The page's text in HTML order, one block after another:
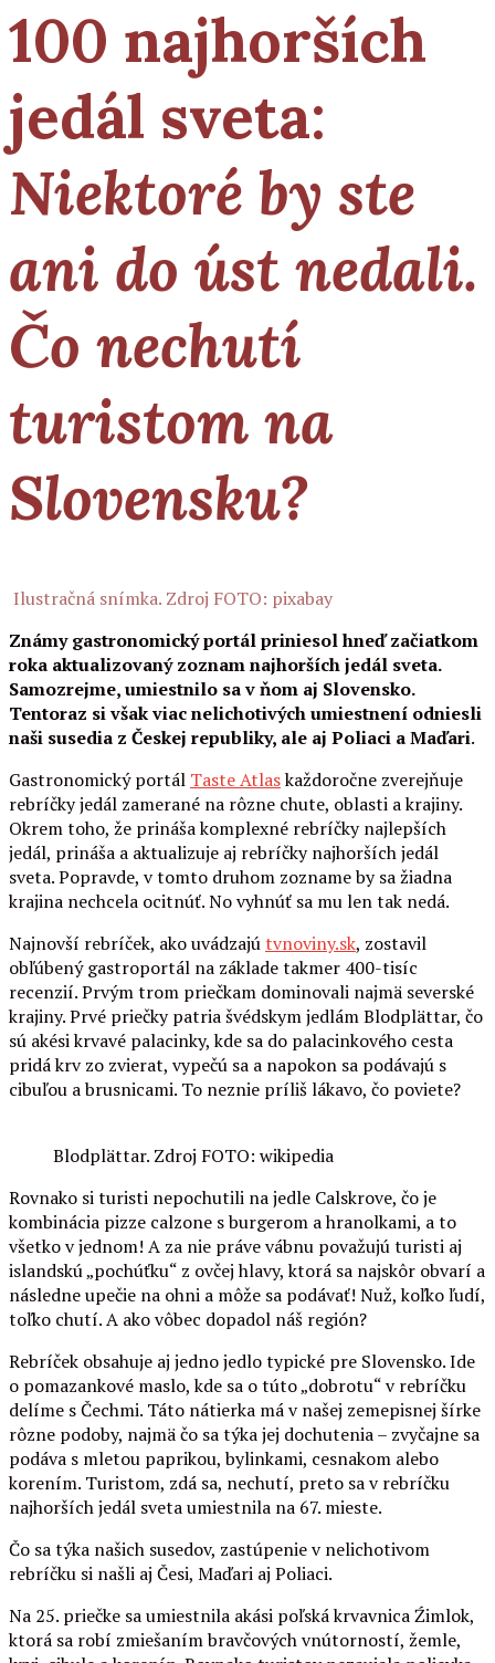
100 najhorších
jedál sveta:
Niektoré by ste
ani do úst nedali.
Čo nechutí
turistom na
Slovensku?
Ilustračná snímka. Zdroj FOTO: pixabay
Známy gastronomický portál priniesol hneď začiatkom
roka aktualizovaný zoznam najhorších jedál sveta.
Samozrejme, umiestnilo sa v ňom aj Slovensko.
Tentoraz si však viac nelichotivých umiestnení odniesli
naši susedia z Českej republiky, ale aj Poliaci a Maďari.
Gastronomický portál Taste Atlaskaždoročne zverejňuje
rebríčky jedál zamerané na rôzne chute, oblasti a krajiny.
Okrem toho, že prináša komplexné rebríčky najlepších
jedál, prináša a aktualizuje aj rebríčky najhorších jedál
sveta. Popravde, v tomto druhom zozname by sa žiadna
krajina nechcela ocitnúť. No vyhnúť sa mu len tak nedá.
Najnovší rebríček, ako uvádzajútvnoviny.sk, zostavil
obľúbený gastroportál na základe takmer 400-tisíc
recenzií. Prvým trom priečkam dominovali najmä severské
krajiny. Prvé priečky patria švédskym jedlám Blodplättar, čo
sú akési krvavé palacinky, kde sa do palacinkového cesta
pridá krv zo zvierat, vypečú sa a napokon sa podávajú s
cibuľou a brusnicami. To neznie príliš lákavo, čo poviete?
Blodplättar. Zdroj FOTO: wikipedia
Rovnako si turisti nepochutili na jedle Calskrove, čo je
kombinácia pizze calzone s burgerom a hranolkami, a to
všetko v jednom! A za nie práve vábnu považujú turisti aj
islandskú „pochúťku“ z ovčej hlavy, ktorá sa najskôr obvarí a
následne upečie na ohni a môže sa podávať! Nuž, koľko ľudí,
toľko chutí. A ako vôbec dopadol náš región?
Rebríček obsahuje aj jedno jedlo typické pre Slovensko. Ide
o pomazankové maslo, kde sa o túto „dobrotu“ v rebríčku
delíme s Čechmi. Táto nátierka má v našej zemepisnej šírke
rôzne podoby, najmä čo sa týka jej dochutenia – zvyčajne sa
podáva s mletou paprikou, bylinkami, cesnakom alebo
korením. Turistom, zdá sa, nechutí, preto sa v rebríčku
najhorších jedál sveta umiestnila na 67. mieste.
Čo sa týka našich susedov, zastúpenie v nelichotivom
rebríčku si našli aj Česi, Maďari aj Poliaci.
Na 25. priečke sa umiestnila akási poľská krvavnica Źimlok,
ktorá sa robí zmiešaním bravčových vnútorností, žemle,